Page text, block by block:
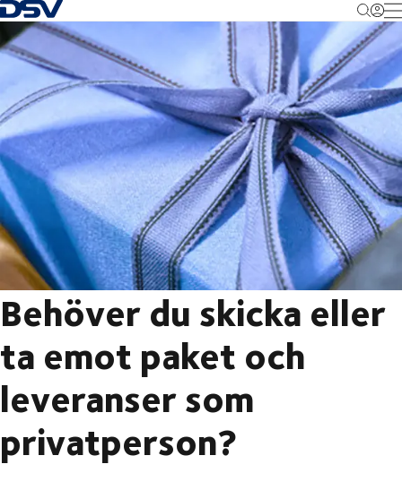
Tillbaka till hemsidan
Behöver du skicka eller
ta emot paket och
leveranser som
privatperson?